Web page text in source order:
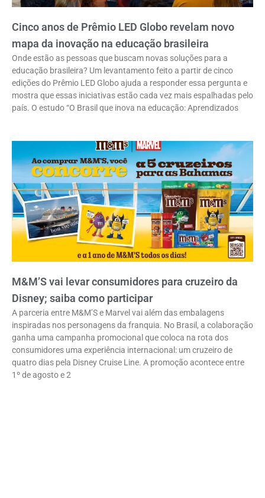
Cinco anos de Prêmio LED Globo revelam novo
mapa da inovação na educação brasileira
Onde estão as pessoas que buscam novas soluções para a
educação brasileira? Um levantamento feito a partir de cinco
edições do Prêmio LED Globo ajuda a responder essa pergunta e
mostra que essas iniciativas estão cada vez mais espalhadas pelo
país. O estudo “O Brasil que inova na educação: Aprendizados
M&M’S vai levar consumidores para cruzeiro da
Disney; saiba como participar
A parceria entre M&M’S e Marvel vai além das embalagens
inspiradas nos personagens da franquia. No Brasil, a colaboração
ganha uma campanha promocional que coloca na rota dos
consumidores uma experiência internacional: um cruzeiro de
quatro dias pela Disney Cruise Line. A promoção acontece entre
1º de agosto e 2